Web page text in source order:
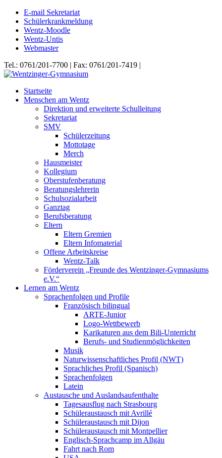
E-mail Sekretariat
Schülerkrankmeldung
Wentz-Moodle
Wentz-Untis
Webmaster
Tel.: 0761/201-7700 | Fax: 0761/201-7419 |
Startseite
Menschen am Wentz
Direktion und erweiterte Schulleitung
Sekretariat
SMV
Schülerzeitung
Mottotage
Merch
Hausmeister
Kollegium
Oberstufenberatung
Beratungslehrerin
Schulsozialarbeit
Ganztag
Berufsberatung
Eltern
Eltern Gremien
Eltern Infomaterial
Offene Arbeitskreise
Wentz-Talk
Förderverein „Freunde des Wentzinger-Gymnasiums
e.V.“
Lernen am Wentz
Sprachenfolgen und Profile
Französisch bilingual
ARTE-Junior
Logo-Wettbewerb
Karikaturen aus dem Bili-Unterricht
Berufs- und Studienmöglichkeiten
Musik
Naturwissenschaftliches Profil (NWT)
Sprachliches Profil (Spanisch)
Sprachenfolgen
Latein
Austausche und Auslandsaufenthalte
Tagesausflug nach Strasbourg
Schüleraustausch mit Avrillé
Schüleraustausch mit Dijon
Schüleraustausch mit Montpellier
Englisch-Sprachcamp im Allgäu
Fahrt nach Rom